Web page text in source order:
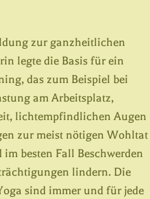
zur ganzheitlichen
legte die Basis für ein
das zum Beispiel bei
am Arbeitsplatz,
lichtempfindlichen Augen
zur meist nötigen Wohltat
besten Fall Beschwerden
lindern. Die
sind immer und für jede